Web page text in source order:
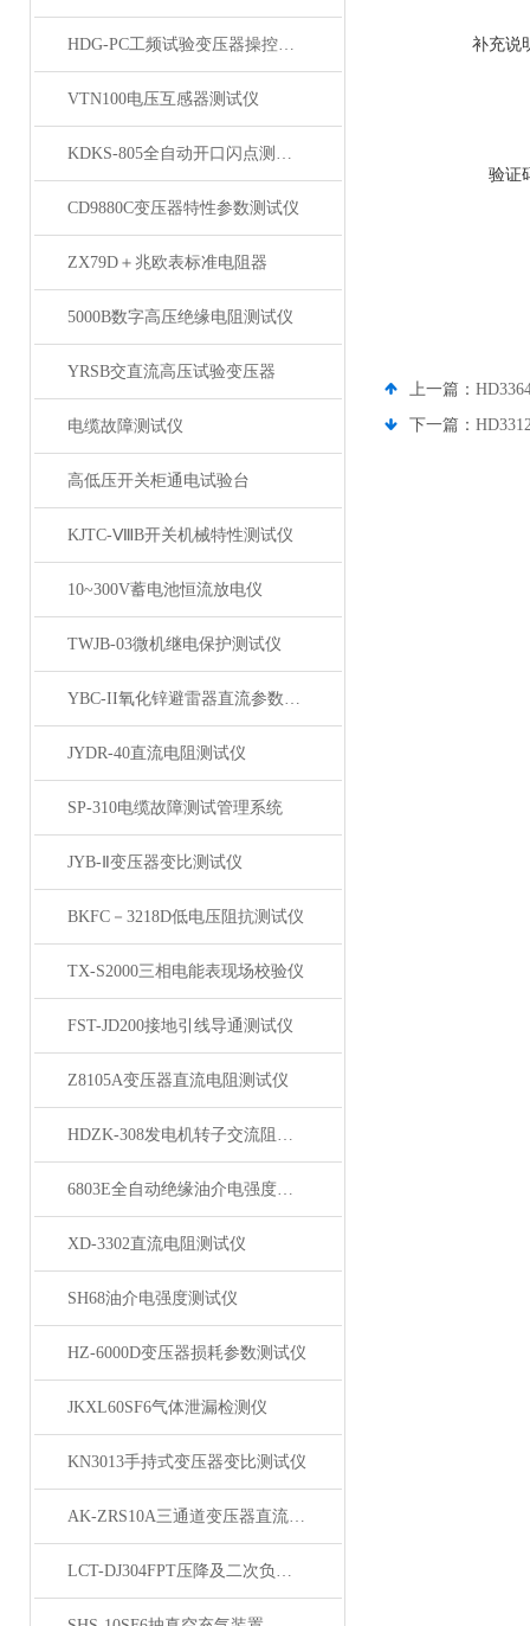
HDG-PC工频试验变压器操控装置
VTN100电压互感器测试仪
KDKS-805全自动开口闪点测定仪
CD9880C变压器特性参数测试仪
ZX79D＋兆欧表标准电阻器
5000B数字高压绝缘电阻测试仪
YRSB交直流高压试验变压器
电缆故障测试仪
高低压开关柜通电试验台
KJTC-ⅧB开关机械特性测试仪
10~300V蓄电池恒流放电仪
TWJB-03微机继电保护测试仪
YBC-II氧化锌避雷器直流参数测试仪
JYDR-40直流电阻测试仪
SP-310电缆故障测试管理系统
JYB-Ⅱ变压器变比测试仪
BKFC－3218D低电压阻抗测试仪
TX-S2000三相电能表现场校验仪
FST-JD200接地引线导通测试仪
Z8105A变压器直流电阻测试仪
HDZK-308发电机转子交流阻抗测试仪
6803E全自动绝缘油介电强度测试仪
XD-3302直流电阻测试仪
SH68油介电强度测试仪
HZ-6000D变压器损耗参数测试仪
JKXL60SF6气体泄漏检测仪
KN3013手持式变压器变比测试仪
AK-ZRS10A三通道变压器直流电阻测试仪
LCT-DJ304FPT压降及二次负荷测试仪
补充说
验证
上一篇：
下一篇：